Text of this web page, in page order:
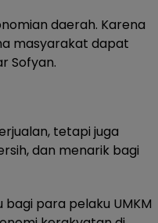
daerah. Karena
masyarakat dapat
Sofyan.
tetapi juga
dan menarik bagi
para pelaku UMKM